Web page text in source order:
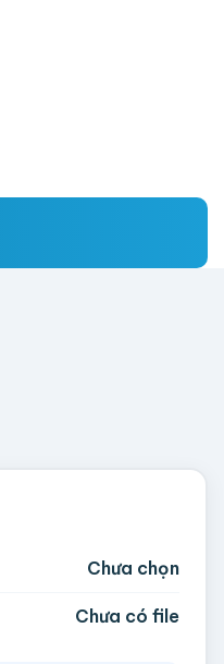
Chưa chọn
Chưa có file